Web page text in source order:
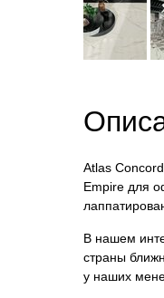
Atlas
Empire для
В нашем
страны
у наших